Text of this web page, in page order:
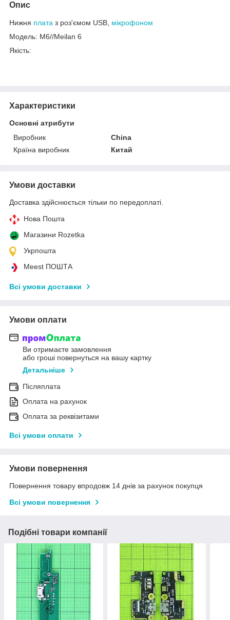
Опис
Нижня плата з роз'ємом USB, мікрофоном
Модель: M6//Meilan 6
Якість:
Характеристики
Основні атрибути
Виробник
China
Країна виробник
Китай
Умови доставки
Доставка здійснюється тільки по передоплаті.
Нова Пошта
Магазини Rozetka
Укрпошта
Meest ПОШТА
Всі умови доставки
Умови оплати
Ви отримаєте замовлення
або гроші повернуться на вашу картку
Детальніше
Післяплата
Оплата на рахунок
Оплата за реквізитами
Всі умови оплати
Умови повернення
Повернення товару впродовж 14 днів за рахунок покупця
Всі умови повернення
Подібні товари компанії